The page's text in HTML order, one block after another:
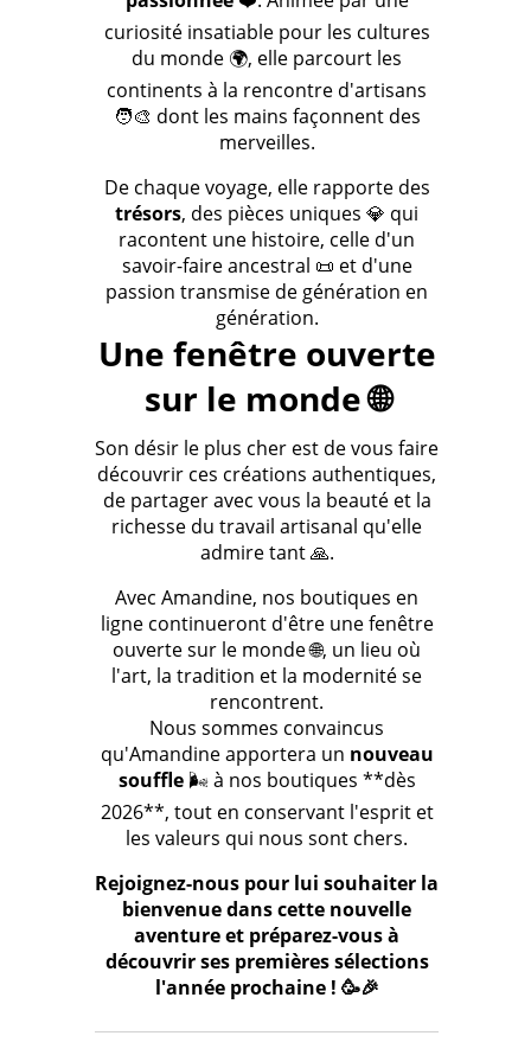
curiosité insatiable pour les cultures
du monde 🌍, elle parcourt les
continents à la rencontre d'artisans
🧑‍🎨 dont les mains façonnent des
merveilles.
De chaque voyage, elle rapporte des
trésors, des pièces uniques 💎 qui
racontent une histoire, celle d'un
savoir-faire ancestral 📜 et d'une
passion transmise de génération en
génération.
Une fenêtre ouverte
sur le monde 🌐
Son désir le plus cher est de vous faire
découvrir ces créations authentiques,
de partager avec vous la beauté et la
richesse du travail artisanal qu'elle
admire tant 🙏.
Avec Amandine, nos boutiques en
ligne continueront d'être une fenêtre
ouverte sur le monde 🌐, un lieu où
l'art, la tradition et la modernité se
rencontrent.
Nous sommes convaincus
qu'Amandine apportera un nouveau
souffle🌬️ à nos boutiques **dès
2026**, tout en conservant l'esprit et
les valeurs qui nous sont chers.
Rejoignez-nous pour lui souhaiter la
bienvenue dans cette nouvelle
aventure et préparez-vous à
découvrir ses premières sélections
l'année prochaine ! 🥳🎉